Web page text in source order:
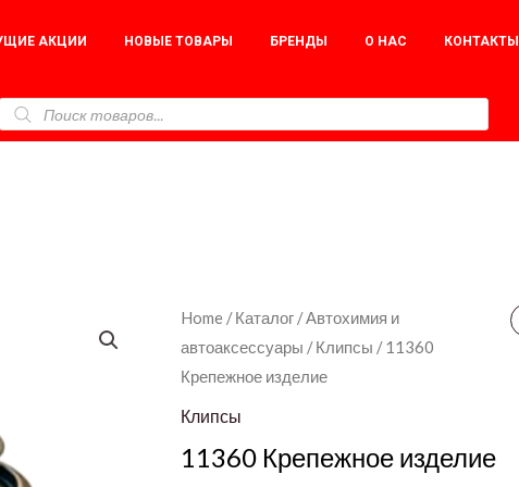
АКЦИИ НОВЫЕ ТОВАРЫ БРЕНДЫ О НАС КОНТАКТЫ
Home /Каталог /Автохимия и
автоаксессуары /Клипсы / 11360
Крепежное изделие
Клипсы
11360 Крепежное изделие
11360
Крепежное
изделие
quantity